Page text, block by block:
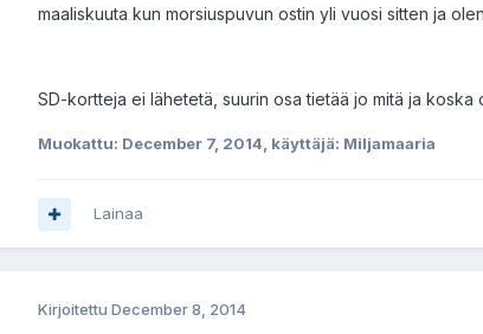
maaliskuuta kun morsiuspuvun ostin yli vuosi sitten ja
SD-kortteja ei lähetetä, suurin osa tietää jo mitä ja koska
Muokattu: December 7, 2014 , käyttäjä: Miljamaaria
Lainaa
Kirjoitettu December 8, 2014